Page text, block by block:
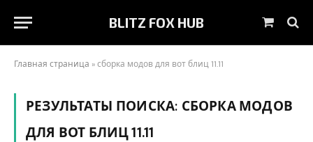
BLITZ FOX HUB Корзина
Главная страница »сборка модов для вот блиц 11.11
РЕЗУЛЬТАТЫ ПОИСКА: СБОРКА МОДОВ
ДЛЯ ВОТ БЛИЦ 11.11